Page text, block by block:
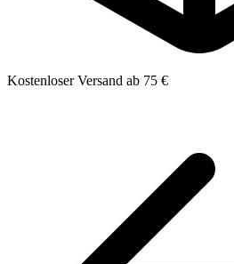
Kostenloser Versand ab 75 €